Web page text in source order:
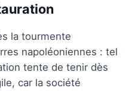
la tourmente
napoléoniennes : tel
tente de tenir dès
car la société